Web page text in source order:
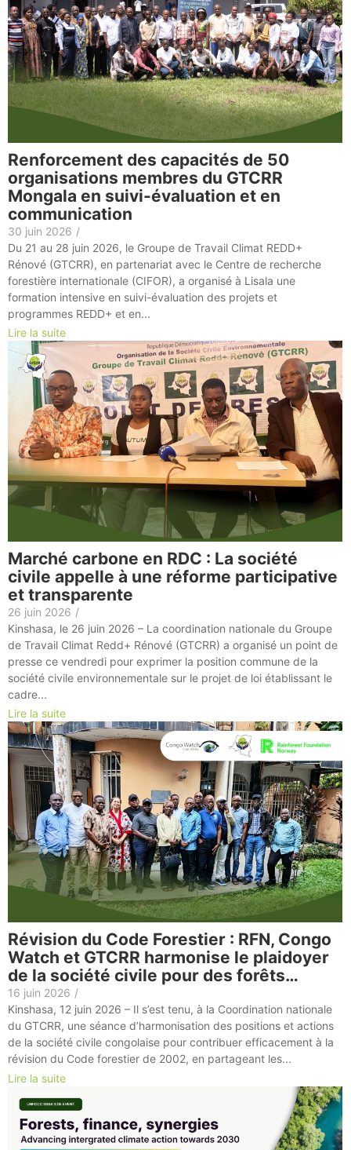
Renforcement des capacités de 50
organisations membres du GTCRR
Mongala en suivi-évaluation et en
communication
30 juin 2026 /
Du 21 au 28 juin 2026, le Groupe de Travail Climat REDD+
Rénové (GTCRR), en partenariat avec le Centre de recherche
forestière internationale (CIFOR), a organisé à Lisala une
formation intensive en suivi-évaluation des projets et
programmes REDD+ et en...
Lire la suite
Marché carbone en RDC : La société
civile appelle à une réforme participative
et transparente
26 juin 2026 /
Kinshasa, le 26 juin 2026 – La coordination nationale du Groupe
de Travail Climat Redd+ Rénové (GTCRR) a organisé un point de
presse ce vendredi pour exprimer la position commune de la
société civile environnementale sur le projet de loi établissant le
cadre...
Lire la suite
Révision du Code Forestier : RFN, Congo
Watch et GTCRR harmonise le plaidoyer
de la société civile pour des forêts…
16 juin 2026 /
Kinshasa, 12 juin 2026 – Il s’est tenu, à la Coordination nationale
du GTCRR, une séance d’harmonisation des positions et actions
de la société civile congolaise pour contribuer efficacement à la
révision du Code forestier de 2002, en partageant les...
Lire la suite